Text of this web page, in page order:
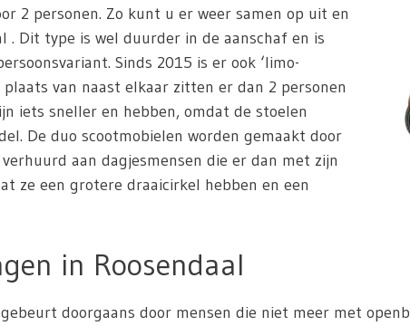
2 personen. Zo kunt u er weer samen op uit en
. Dit type is wel duurder in de aanschaf en is
Sinds 2015 is er ook ‘limo-
van naast elkaar zitten er dan 2 personen
iets sneller en hebben, omdat de stoelen
De duo scootmobielen worden gemaakt door
aan dagjesmensen die er dan met zijn
ze een grotere draaicirkel hebben en een
in Roosendaal
doorgaans door mensen die niet meer met